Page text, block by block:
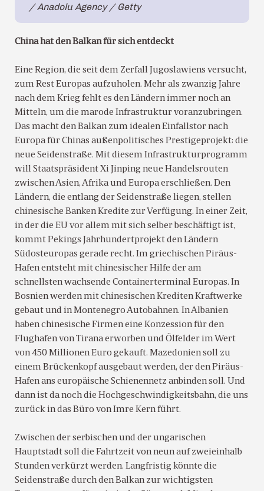
/ Anadolu Agency / Getty
China hat den Balkan für sich entdeckt
Eine Region, die seit dem Zerfall Jugoslawiens versucht,
zum Rest Europas aufzuholen. Mehr als zwanzig Jahre
nach dem Krieg fehlt es den Ländern immer noch an
Mitteln, um die marode Infrastruktur voranzubringen.
Das macht den Balkan zum idealen Einfallstor nach
Europa für Chinas außenpolitisches Prestigeprojekt: die
neue Seidenstraße. Mit diesem Infrastrukturprogramm
will Staatspräsident Xi Jinping neue Handelsrouten
zwischen Asien, Afrika und Europa erschließen. Den
Ländern, die entlang der Seidenstraße liegen, stellen
chinesische Banken Kredite zur Verfügung. In einer Zeit,
in der die EU vor allem mit sich selber beschäftigt ist,
kommt Pekings Jahrhundertprojekt den Ländern
Südosteuropas gerade recht. Im griechischen Piräus-
Hafen entsteht mit chinesischer Hilfe der am
schnellsten wachsende Containerterminal Europas. In
Bosnien werden mit chinesischen Krediten Kraftwerke
gebaut und in Montenegro Autobahnen. In Albanien
haben chinesische Firmen eine Konzession für den
Flughafen von Tirana erworben und Ölfelder im Wert
von 450 Millionen Euro gekauft. Mazedonien soll zu
einem Brückenkopf ausgebaut werden, der den Piräus-
Hafen ans europäische Schienennetz anbinden soll. Und
dann ist da noch die Hochgeschwindigkeitsbahn, die uns
zurück in das Büro von Imre Kern führt.
Zwischen der serbischen und der ungarischen
Hauptstadt soll die Fahrtzeit von neun auf zweieinhalb
Stunden verkürzt werden. Langfristig könnte die
Seidenstraße durch den Balkan zur wichtigsten